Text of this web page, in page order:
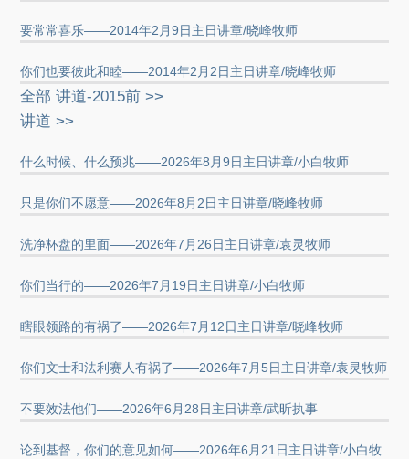
要常常喜乐——2014年2月9日主日讲章/晓峰牧师
你们也要彼此和睦——2014年2月2日主日讲章/晓峰牧师
全部 讲道-2015前 >>
讲道 >>
什么时候、什么预兆——2026年8月9日主日讲章/小白牧师
只是你们不愿意——2026年8月2日主日讲章/晓峰牧师
洗净杯盘的里面——2026年7月26日主日讲章/袁灵牧师
你们当行的——2026年7月19日主日讲章/小白牧师
瞎眼领路的有祸了——2026年7月12日主日讲章/晓峰牧师
你们文士和法利赛人有祸了——2026年7月5日主日讲章/袁灵牧师
不要效法他们——2026年6月28日主日讲章/武昕执事
论到基督，你们的意见如何——2026年6月21日主日讲章/小白牧